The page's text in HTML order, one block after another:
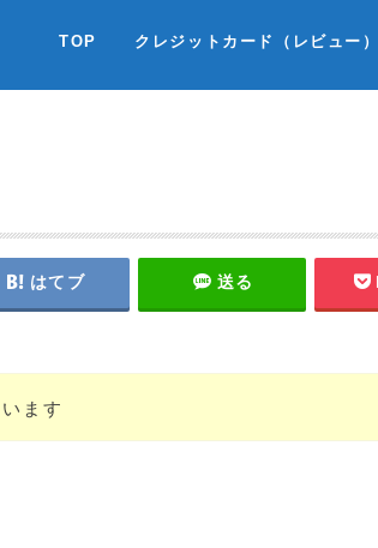
TOP クレジットカード（レビュー）
はてブ 送る
ます